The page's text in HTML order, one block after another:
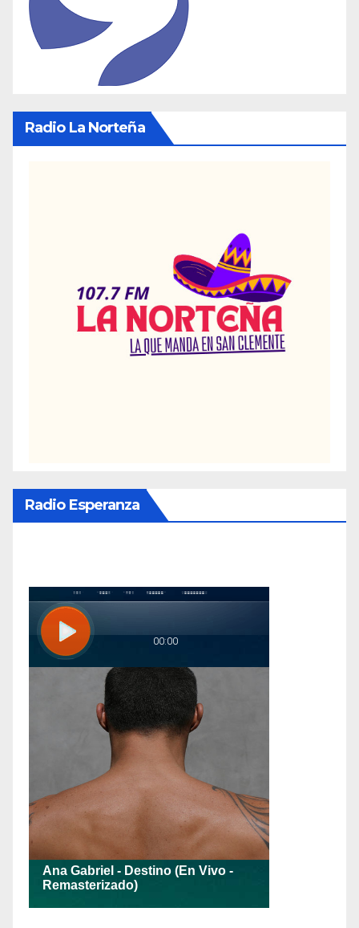
Radio La Norteña
Radio Esperanza